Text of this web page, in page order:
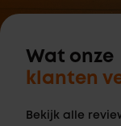
Wat onze
klanten
Bekijk alle